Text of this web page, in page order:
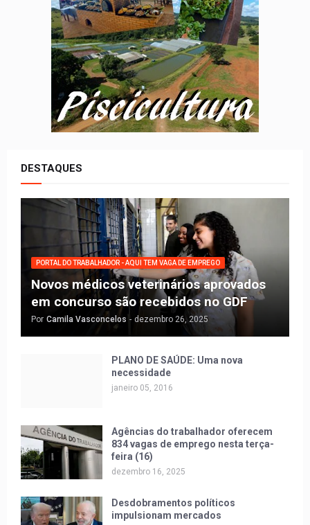
DESTAQUES
PORTAL DO TRABALHADOR - AQUI TEM VAGA DE EMPREGO
Novos médicos veterinários aprovados
em concurso são recebidos no GDF
Por Camila Vasconcelos - dezembro 26, 2025
PLANO DE SAÚDE: Uma nova
necessidade
janeiro 05, 2016
Agências do trabalhador oferecem
834 vagas de emprego nesta terça-
feira (16)
dezembro 16, 2025
Desdobramentos políticos
impulsionam mercados